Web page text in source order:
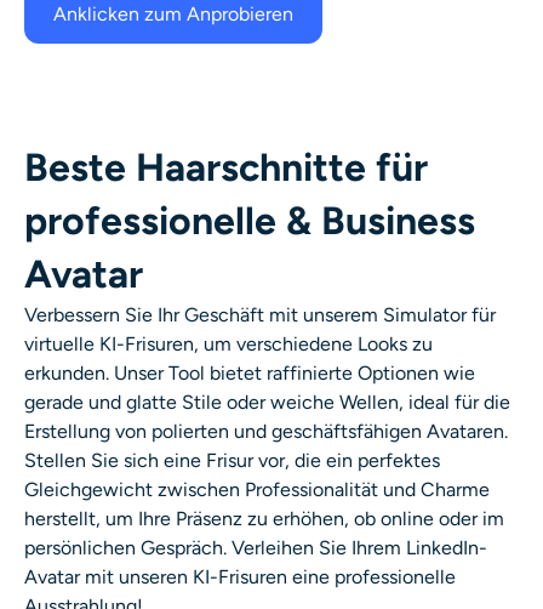
Anklicken zum Anprobieren
Beste Haarschnitte für
professionelle & Business
Avatar
Verbessern Sie Ihr Geschäft mit unserem Simulator für
virtuelle KI-Frisuren, um verschiedene Looks zu
erkunden. Unser Tool bietet raffinierte Optionen wie
gerade und glatte Stile oder weiche Wellen, ideal für die
Erstellung von polierten und geschäftsfähigen Avataren.
Stellen Sie sich eine Frisur vor, die ein perfektes
Gleichgewicht zwischen Professionalität und Charme
herstellt, um Ihre Präsenz zu erhöhen, ob online oder im
persönlichen Gespräch. Verleihen Sie Ihrem LinkedIn-
Avatar mit unseren KI-Frisuren eine professionelle